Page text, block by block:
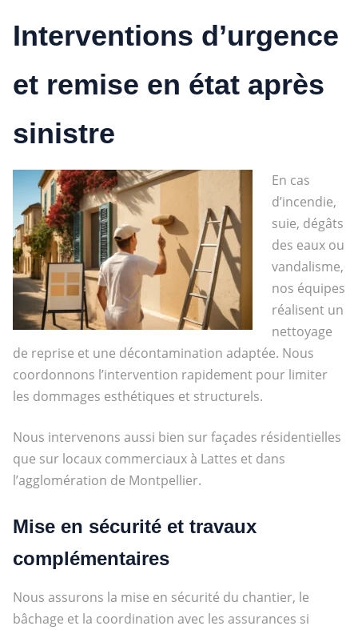
Interventions d’urgence
et remise en état après
sinistre
En cas
d’incendie,
suie, dégâts
des eaux ou
vandalisme,
nos équipes
réalisent un
nettoyage
de reprise et une décontamination adaptée. Nous
coordonnons l’intervention rapidement pour limiter
les dommages esthétiques et structurels.
Nous intervenons aussi bien sur façades résidentielles
que sur locaux commerciaux à Lattes et dans
l’agglomération de Montpellier.
Mise en sécurité et travaux
complémentaires
Nous assurons la mise en sécurité du chantier, le
bâchage et la coordination avec les assurances si